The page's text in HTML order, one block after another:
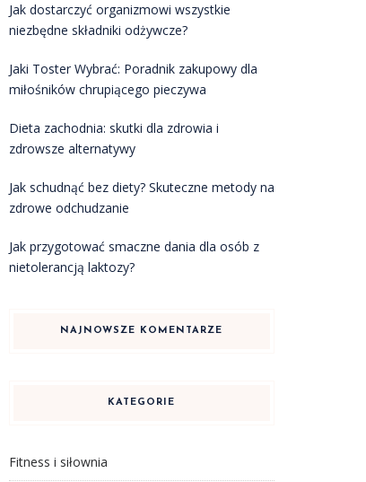
Jak dostarczyć organizmowi wszystkie
niezbędne składniki odżywcze?
Jaki Toster Wybrać: Poradnik zakupowy dla
miłośników chrupiącego pieczywa
Dieta zachodnia: skutki dla zdrowia i
zdrowsze alternatywy
Jak schudnąć bez diety? Skuteczne metody na
zdrowe odchudzanie
Jak przygotować smaczne dania dla osób z
nietolerancją laktozy?
NAJNOWSZE KOMENTARZE
KATEGORIE
Fitness i siłownia